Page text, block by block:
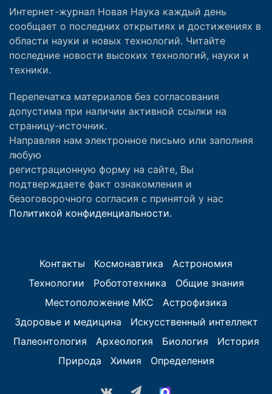
Интернет-журнал Новая Наука каждый день
сообщает о последних открытиях и достижениях в
области науки и новых технологий. Читайте
последние новости высоких технологий, науки и
техники.
Перепечатка материалов без согласования
допустима при наличии активной ссылки на
страницу-источник.
Направляя нам электронное письмо или заполняя
любую
регистрационную форму на сайте, Вы
подтверждаете факт ознакомления и
безоговорочного согласия с принятой у нас
Политикой конфиденциальности.
Контакты Космонавтика
Астрономия
Технологии
Робототехника
Общие знания
Местоположение МКС
Астрофизика
Здоровье и медицина
Искусственный интеллект
Палеонтология
Археология Биология
История
Природа
Химия Определения
vk.com Telegram